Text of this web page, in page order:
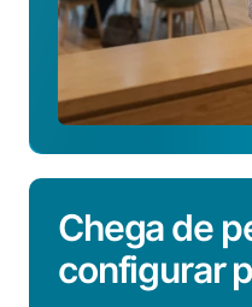
Chega de
configurar